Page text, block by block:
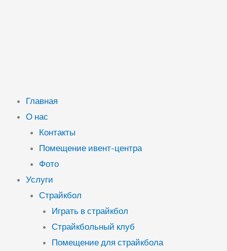
Главная
О нас
Контакты
Помещение ивент-центра
Фото
Услуги
Страйкбол
Играть в страйкбол
Страйкбольный клуб
Помещение для страйкбола